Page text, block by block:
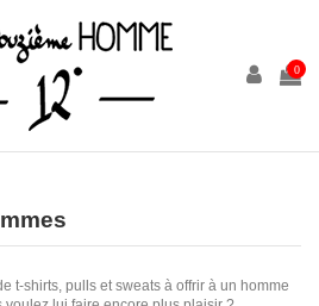
0
t-shirts, pulls et sweats à offrir à un homme